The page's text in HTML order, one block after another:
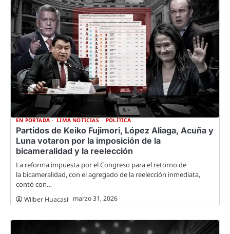
EN PORTADA LIMA NOTICIAS POLÍTICA
Partidos de Keiko Fujimori, López Aliaga, Acuña y
Luna votaron por la imposición de la
bicameralidad y la reelección
La reforma impuesta por el Congreso para el retorno de
la bicameralidad, con el agregado de la reelección inmediata,
contó con…
Wilber Huacasi marzo 31, 2026